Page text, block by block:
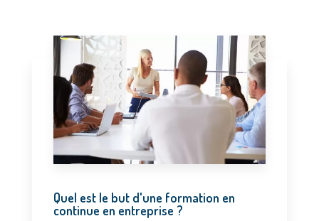
Quel est le but d'une formation en
continue en entreprise ?